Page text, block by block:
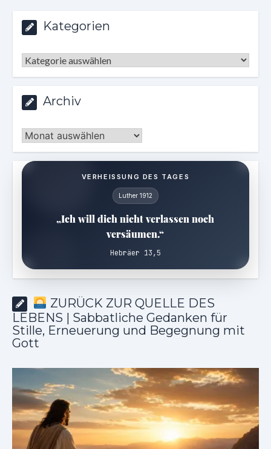
Kategorien
Kategorien
Archiv
Archiv
VERHEISSUNG DES TAGES
Luther 1912
„Ich will dich nicht verlassen noch
versäumen.“
Hebräer 13,5
ZURÜCK ZUR QUELLE DES
LEBENS | Sabbatliche Gedanken für
Stille, Erneuerung und Begegnung mit
Gott